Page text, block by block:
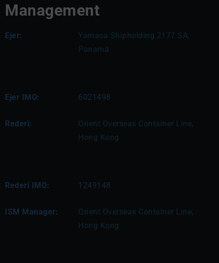
Management
Ejer:
Yamasa Shipholding 2177 SA,
Panama
Ejer IMO: 6021498
Rederi:
Orient Overseas Container Line,
Hong Kong
Rederi IMO: 1249148
ISM Manager:
Orient Overseas Container Line,
Hong Kong